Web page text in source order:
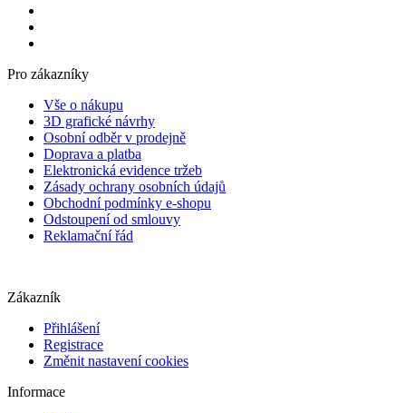
Pro zákazníky
Vše o nákupu
3D grafické návrhy
Osobní odběr v prodejně
Doprava a platba
Elektronická evidence tržeb
Zásady ochrany osobních údajů
Obchodní podmínky e-shopu
Odstoupení od smlouvy
Reklamační řád
Zákazník
Přihlášení
Registrace
Změnit nastavení cookies
Informace